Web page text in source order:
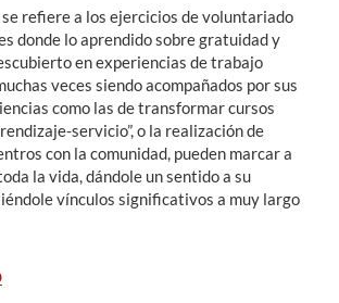
refiere a los ejercicios de voluntariado
donde lo aprendido sobre gratuidad y
en experiencias de trabajo
veces siendo acompañados por sus
como las de transformar cursos
servicio”, o la realización de
con la comunidad, pueden marcar a
la vida, dándole un sentido a su
vínculos significativos a muy largo